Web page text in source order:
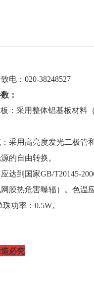
电：020-38248527
：
：采用整体铝基板材料
采用高亮度发光二极管
的自由转换。
应达到国家GB/T20145-
膜热危害曝辐）。 色温
珠功率： 0.5W。
必究